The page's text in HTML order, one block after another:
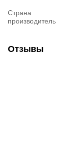
Страна
производитель
Отзывы